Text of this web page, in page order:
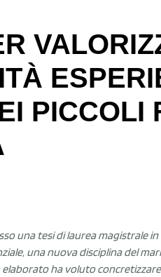
PICCOLI
una tesi di laurea magistrale
una nuova disciplina del
elaborato ha voluto